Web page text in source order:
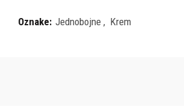
Oznake: Jednobojne , Krem